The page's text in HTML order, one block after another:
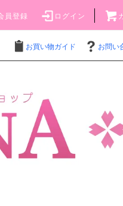
員登録 ログイン
お買い物ガイド お問い